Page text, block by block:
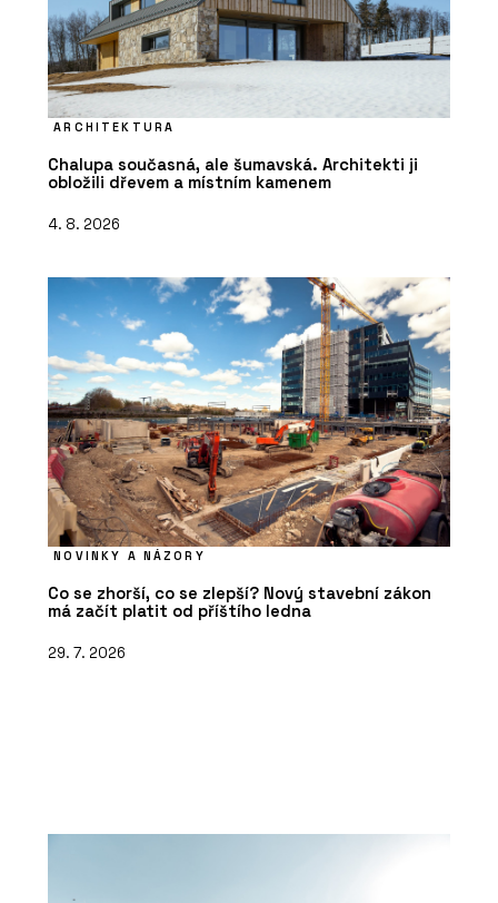
ARCHITEKTURA
Chalupa současná, ale šumavská. Architekti ji
obložili dřevem a místním kamenem
4. 8. 2026
NOVINKY A NÁZORY
Co se zhorší, co se zlepší? Nový stavební zákon
má začít platit od příštího ledna
29. 7. 2026